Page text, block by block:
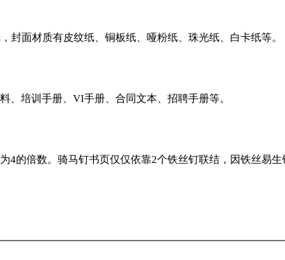
封面材质有皮纹纸、铜板纸、哑粉纸、珠光纸、白卡纸等。
、培训手册、VI手册、合同文本、招聘手册等。
4的倍数。骑马钉书页仅仅依靠2个铁丝钉联结，因铁丝易